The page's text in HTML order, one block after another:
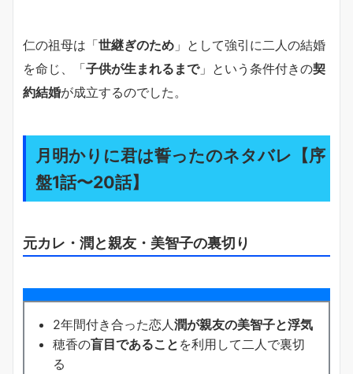
仁の祖母は「世継ぎのため 」として強引に二人の結婚
を命じ、「子供が生まれるまで」という条件付きの契
約結婚が成立するのでした。
月明かりに君は誓ったのネタバレ【序
盤1話〜20話】
元カレ・潤と親友・美智子の裏切り
2年間付き合った恋人 潤が親友の美智子と浮気
穂香の盲目であること を利用して二人で裏切
る